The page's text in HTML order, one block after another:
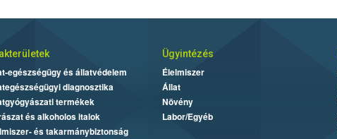
egészségügy és állatvédelem
diagnosztika
termékek
és alkoholos italok
és takarmánybiztonság
Ügyintézés
Élelmiszer
Állat
Növény
Labor/Egyéb